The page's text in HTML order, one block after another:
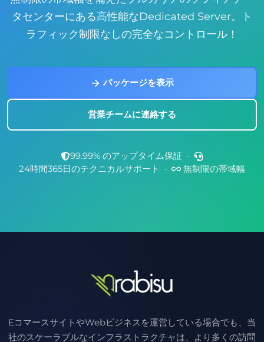
タセンターにある高性能なDedicated Server。ト
ラフィック制限なしの完全なコントロール！
パッケージを表示
営業チームに連絡する
99.99% のアップタイム保証 •
24時間365日のテクニカルサポート
• 無制限の帯域幅
EコマースサイトやWebビジネスを運営している場合でも、当
社のスケーラブルなインフラストラクチャは、より多くの訪問